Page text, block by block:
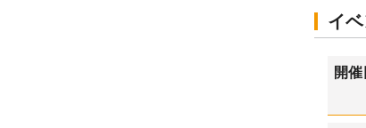
イ
開催